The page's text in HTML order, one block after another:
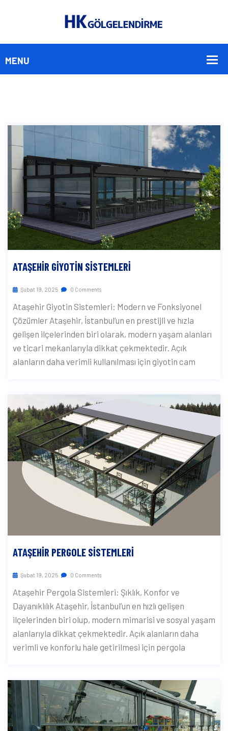
ATAŞEHIR GIYOTIN SISTEMLERI
Şubat 19, 2025 0 Comments
Ataşehir Giyotin Sistemleri: Modern ve Fonksiyonel
Çözümler Ataşehir, İstanbul’un en prestijli ve hızla
gelişen ilçelerinden biri olarak, modern yaşam alanları
ve ticari mekanlarıyla dikkat çekmektedir. Açık
alanların daha verimli kullanılması için giyotin cam
ATAŞEHIR PERGOLE SISTEMLERI
Şubat 19, 2025 0 Comments
Ataşehir Pergola Sistemleri: Şıklık, Konfor ve
Dayanıklılık Ataşehir, İstanbul’un en hızlı gelişen
ilçelerinden biri olup, modern mimarisi ve sosyal yaşam
alanlarıyla dikkat çekmektedir. Açık alanların daha
verimli ve konforlu hale getirilmesi için pergola